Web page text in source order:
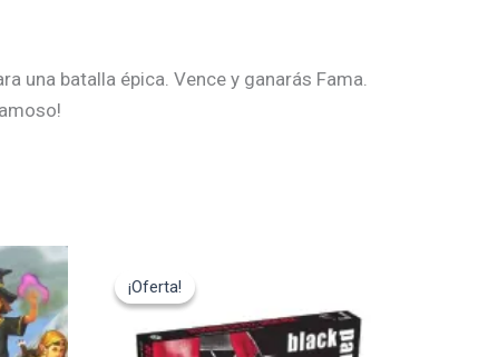
una batalla épica. Vence y ganarás Fama.
¡Oferta!
¡Oferta!
precio
original
22,00€.19,80€.